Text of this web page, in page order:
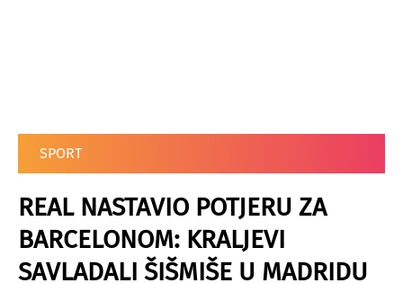
SPORT
REAL NASTAVIO POTJERU ZA
BARCELONOM: KRALJEVI
SAVLADALI ŠIŠMIŠE U MADRIDU